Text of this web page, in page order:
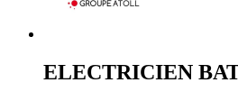
ELECTRICIEN